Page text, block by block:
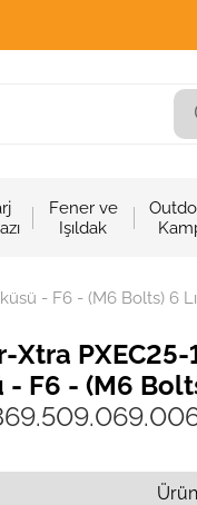
Fener ve
Işıldak
- F6 - (M6 Bolts) 6
Xtra
- F6 - (M6